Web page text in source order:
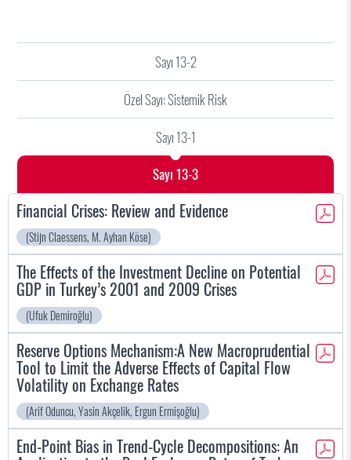
Sayı 13-3
Sayı 13-2
Özel Sayı: Sistemik Risk
Sayı 13-1
Financial Crises: Review and Evidence
(Stijn Claessens, M. Ayhan Köse)
The Effects of the Investment Decline on Potential
GDP in Turkey’s 2001 and 2009 Crises
(Ufuk Demiroğlu)
Reserve Options Mechanism:A New Macroprudential
Tool to Limit the Adverse Effects of Capital Flow
Volatility on Exchange Rates
(Arif Oduncu, Yasin Akçelik, Ergun Ermişoğlu)
End-Point Bias in Trend-Cycle Decompositions: An